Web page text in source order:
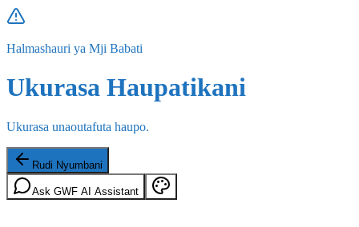
Halmashauri ya Mji Babati
Ukurasa Haupatikani
Ukurasa unaoutafuta haupo.
Rudi Nyumbani
Ask GWF AI Assistant